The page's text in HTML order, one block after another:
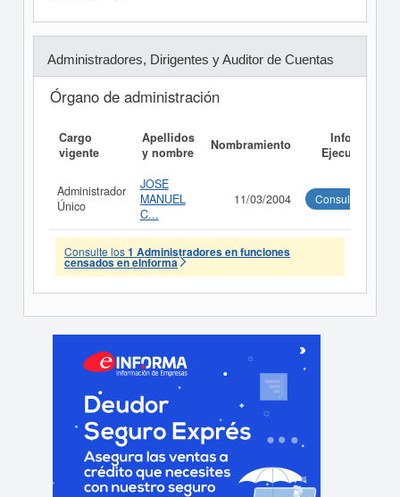
Administradores, Dirigentes y Auditor de Cuentas
Órgano de administración
Cargo
vigente
Apellidos
y nombre
Nombramiento
Informe
Ejecutivo
Administrador
Único
JOSE
MANUEL
C...
11/03/2004 Consultar
Consulte los1 Administradores en funciones
censados en eInforma